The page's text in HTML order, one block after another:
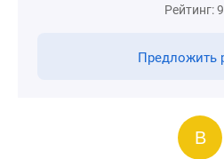
Рейтинг:
Предложить